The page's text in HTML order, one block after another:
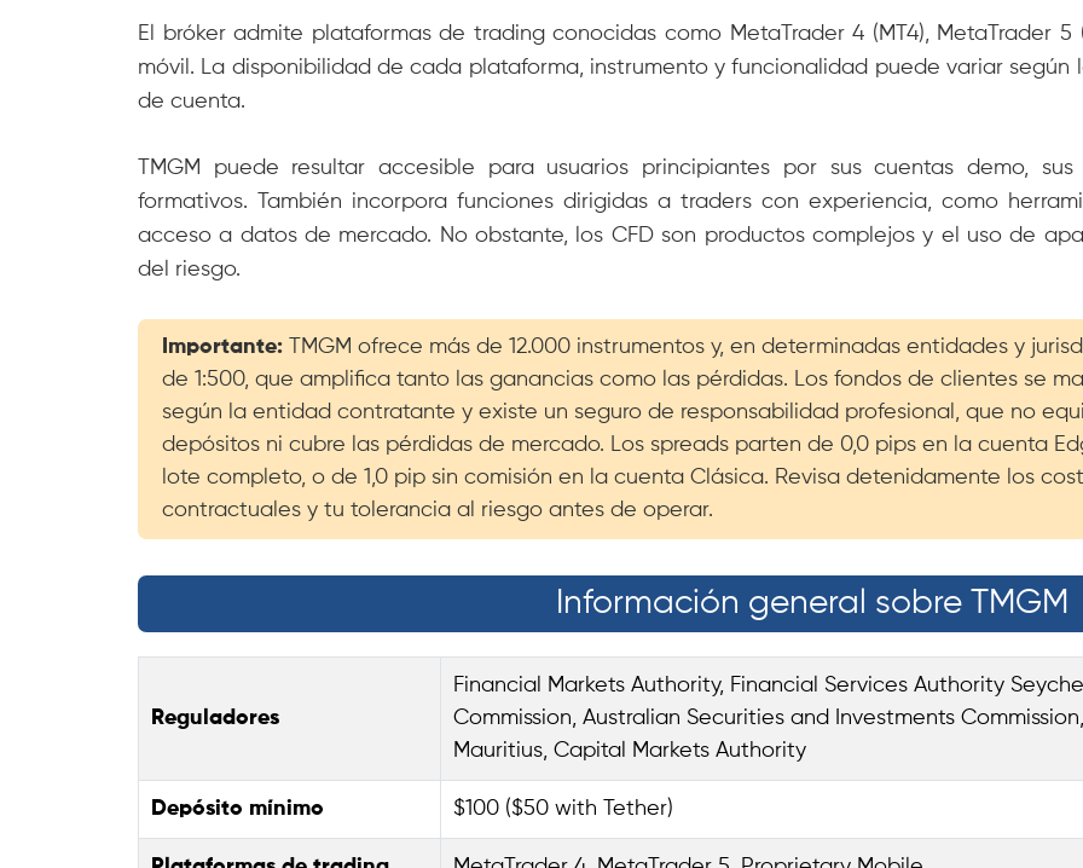
El bróker admite plataformas de trading conocidas como MetaTrader 4 (MT4), MetaTrader 5
móvil. La disponibilidad de cada plataforma, instrumento y funcionalidad puede variar
de cuenta.
TMGM puede resultar accesible para usuarios principiantes por sus cuentas demo,
formativos. También incorpora funciones dirigidas a traders con experiencia, como
acceso a datos de mercado. No obstante, los CFD son productos complejos y el uso de
del riesgo.
Importante: TMGM ofrece más de 12.000 instrumentos y, en determinadas entidades y
de 1:500, que amplifica tanto las ganancias como las pérdidas. Los fondos de clientes se
según la entidad contratante y existe un seguro de responsabilidad profesional, que no
depósitos ni cubre las pérdidas de mercado. Los spreads parten de 0,0 pips en la cuenta
lote completo, o de 1,0 pip sin comisión en la cuenta Clásica. Revisa detenidamente los
contractuales y tu tolerancia al riesgo antes de operar.
Información general sobre TMGM
Reguladores
Financial Markets Authority, Financial Services Authority
Commission, Australian Securities and Investments
Mauritius, Capital Markets Authority
Depósito mínimo $100 ($50 with Tether)